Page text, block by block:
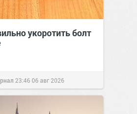
укоротить болт
23:4606 авг 2026